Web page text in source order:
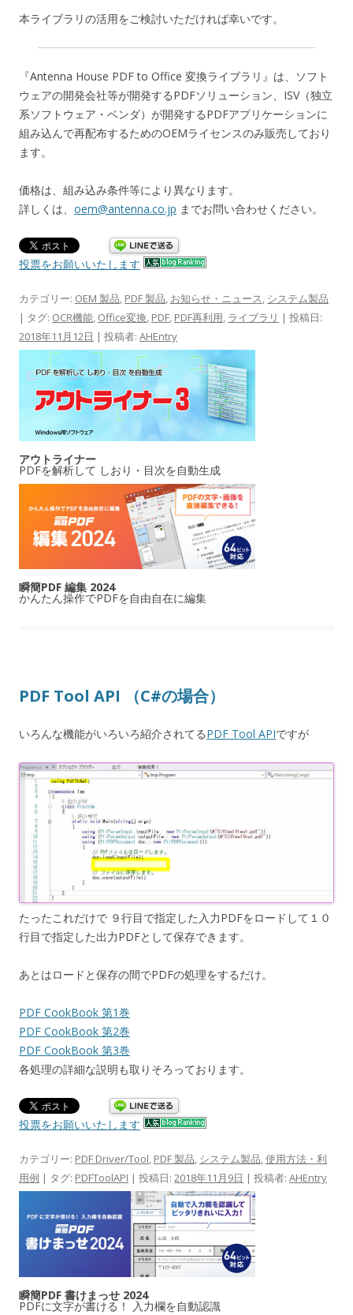
本ライブラリの活用をご検討いただければ幸いです。
『Antenna House PDF to Office 変換ライブラリ』は、ソフト
ウェアの開発会社等が開発するPDFソリューション、ISV（独立
系ソフトウェア・ベンダ）が開発するPDFアプリケーションに
組み込んで再配布するためのOEMライセンスのみ販売しており
ます。
価格は、組み込み条件等により異なります。
詳しくは、 oem@antenna.co.jp までお問い合わせください。
投票をお願いいたします
カテゴリー: OEM 製品, PDF 製品, お知らせ・ニュース, システム製品
| タグ: OCR機能, Office変換, PDF, PDF再利用, ライブラリ | 投稿日:
2018年11月12日 | 投稿者: AHEntry
アウトライナー
PDFを解析して しおり・目次を自動生成
瞬簡PDF 編集 2024
かんたん操作でPDFを自由自在に編集
PDF Tool API （C#の場合）
いろんな機能がいろいろ紹介されてるPDF Tool APIですが
たったこれだけで ９行目で指定した入力PDFをロードして１０
行目で指定した出力PDFとして保存できます。
あとはロードと保存の間でPDFの処理をするだけ。
PDF CookBook 第1巻
PDF CookBook 第2巻
PDF CookBook 第3巻
各処理の詳細な説明も取りそろっております。
投票をお願いいたします
カテゴリー: PDF Driver/Tool, PDF 製品, システム製品,使用方法・利
用例 | タグ: PDFToolAPI | 投稿日: 2018年11月9日 | 投稿者: AHEntry
瞬簡PDF 書けまっせ 2024
PDFに文字が書ける！ 入力欄を自動認識